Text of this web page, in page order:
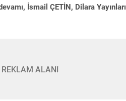
İsmail ÇETİN, Dilara Yayınları
REKLAM ALANI